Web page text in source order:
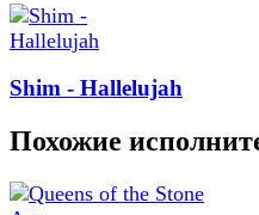
Shim - Hallelujah
Похожие